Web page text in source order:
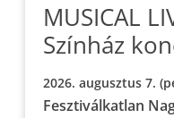
MUSICAL
Színház
2026. augusztus 7.
Fesztiválkatlan